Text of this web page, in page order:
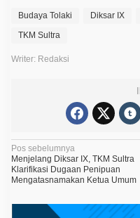
Budaya Tolaki Diksar IX
TKM Sultra
Writer: Redaksi
N
a
v
i
Pos sebelumnya
Menjelang Diksar IX, TKM Sultra
Klarifikasi Dugaan Penipuan
Mengatasnamakan Ketua Umum